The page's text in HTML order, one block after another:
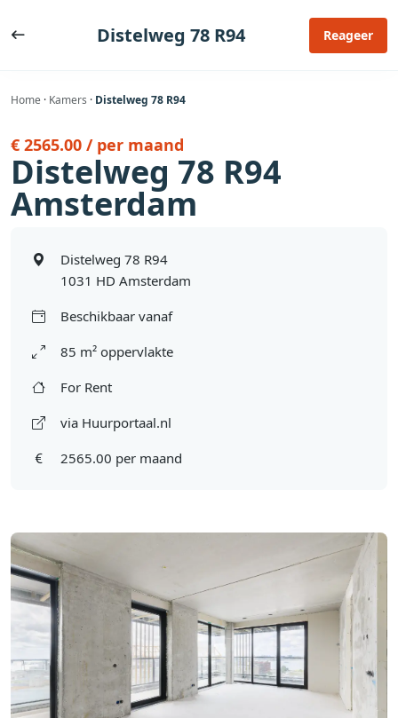
naar
Distelweg 78 R94 Reageer
Home · Kamers · Distelweg 78 R94
€ 2565.00 / per maand
Distelweg 78 R94
Amsterdam
Distelweg 78 R94
1031 HD Amsterdam
Beschikbaar vanaf
85 m² oppervlakte
For Rent
via Huurportaal.nl
2565.00 per maand